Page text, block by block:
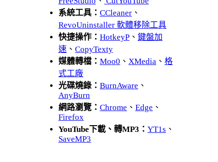
系統工具： CCleaner 、
RevoUninstaller 軟體移除工具
快捷操作： HotkeyP 、 鍵盤加
速 、 CopyTexty
媒體轉檔： Moo0 、 XMedia 、 格
式工廠
光碟燒錄： BurnAware 、
AnyBurn
網路瀏覽： Chrome 、 Edge 、
Firefox
YouTube下載、轉MP3： YT1s 、
SaveMP3